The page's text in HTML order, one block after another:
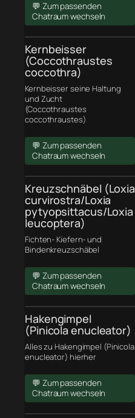
💬 Zum passenden
Chatraum wechseln
Kernbeisser
(Coccothraustes
coccothra)
Kernbeisser seine Haltung
und Zucht
(Coccothraustes
coccothraustes)
💬 Zum passenden
Chatraum wechseln
Kreuzschnäbel (Loxia
curvirostra/Loxia
pytyopsittacus/Loxia
leucoptera)
Fichten- Kiefern- und
Bindenkreuzschäbel
💬 Zum passenden
Chatraum wechseln
Hakengimpel
(Pinicola enucleator)
Alles zu Hakengimpel (Pinicola
enucleator) hierher
💬 Zum passenden
Chatraum wechseln